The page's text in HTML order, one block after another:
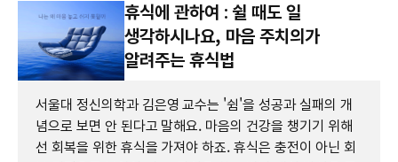
휴식에 관하여 : 쉴 때도 일
생각하시나요, 마음 주치의가
알려주는 휴식법
서울대 정신의학과 김은영 교수는 '쉼'을 성공과 실패의 개
념으로 보면 안 된다고 말해요. 마음의 건강을 챙기기 위해
선 회복을 위한 휴식을 가져야 하죠. 휴식은 충전이 아닌 회